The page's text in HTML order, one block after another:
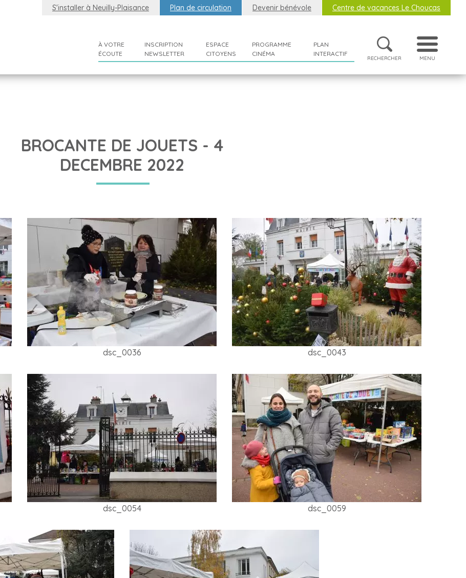
S'installer à Neuilly-Plaisance Plan de circulation Devenir bénévole Centre de vacances Le Choucas
À VOTRE
ÉCOUTE
INSCRIPTION
NEWSLETTER
ESPACE
CITOYENS
PROGRAMME
CINÉMA
PLAN
INTERACTIF
RECHERCHER MENU
BROCANTE DE JOUETS - 4
DECEMBRE 2022
dsc_0036 dsc_0043
dsc_0054 dsc_0059